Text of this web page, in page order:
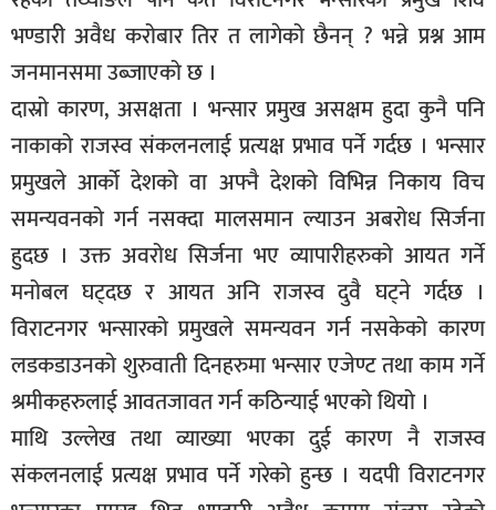
भण्डारी अवैध करोबार तिर त लागेको छैनन् ? भन्ने प्रश्न आम
जनमानसमा उब्जाएको छ ।
दास्रो कारण, असक्षता । भन्सार प्रमुख असक्षम हुदा कुनै पनि
नाकाको राजस्व संकलनलाई प्रत्यक्ष प्रभाव पर्ने गर्दछ । भन्सार
प्रमुखले आर्को देशको वा अफ्नै देशको विभिन्न निकाय विच
समन्यवनको गर्न नसक्दा मालसमान ल्याउन अबरोध सिर्जना
हुदछ । उक्त अवरोध सिर्जना भए व्यापारीहरुको आयत गर्ने
मनोबल घट्दछ र आयत अनि राजस्व दुवै घट्ने गर्दछ ।
विराटनगर भन्सारको प्रमुखले समन्यवन गर्न नसकेको कारण
लडकडाउनको शुरुवाती दिनहरुमा भन्सार एजेण्ट तथा काम गर्ने
श्रमीकहरुलाई आवतजावत गर्न कठिन्याई भएको थियो ।
माथि उल्लेख तथा व्याख्या भएका दुई कारण नै राजस्व
संकलनलाई प्रत्यक्ष प्रभाव पर्ने गरेको हुन्छ । यदपी विराटनगर